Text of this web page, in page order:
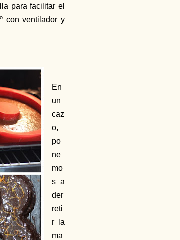
para facilitar el
con ventilador y
En
un
caz
o,
po
ne
mo
s a
der
reti
r la
ma